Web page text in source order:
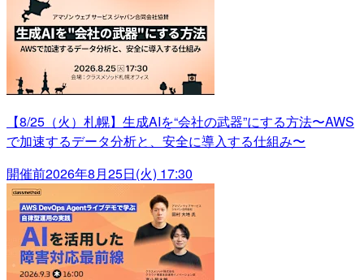
【8/25（火）札幌】生成AIを“会社の武器”にする方法〜AWS
で加速するデータ分析と、安全に導入する仕組み〜
開催前2026年8月25日(火) 17:30